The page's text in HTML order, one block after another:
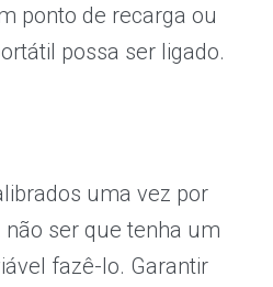
ponto de recarga ou
possa ser ligado.
uma vez por
não ser que tenha um
fazê-lo. Garantir